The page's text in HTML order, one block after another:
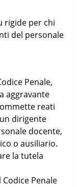
rigide per chi
del personale
Penale,
aggravante
reati
dirigente
docente,
o ausiliario.
la tutela
Penale